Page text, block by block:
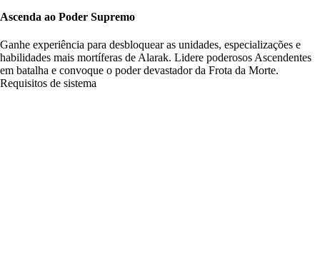
Ascenda ao Poder Supremo
Ganhe experiência para desbloquear as unidades, especializações e
habilidades mais mortíferas de Alarak. Lidere poderosos Ascendentes
em batalha e convoque o poder devastador da Frota da Morte.
Requisitos de sistema